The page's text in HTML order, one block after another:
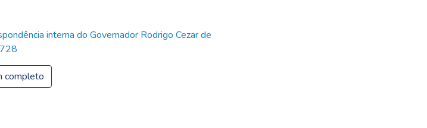
interna do Governador Rodrigo Cezar de
completo